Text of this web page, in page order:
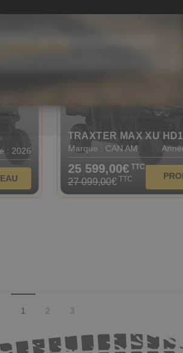
15 999,00€TTC
: 2026
TRAXTER MAX XU
Marque : CAN AM
25 599,00€TTC
27 099,00€ TTC
1 2 3